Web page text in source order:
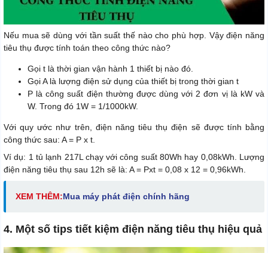
Nếu mua sẽ dùng với tần suất thế nào cho phù hợp. Vậy điện năng
tiêu thụ được tính toán theo công thức nào?
Gọi t là thời gian vận hành 1 thiết bị nào đó.
Gọi A là lượng điện sử dụng của thiết bị trong thời gian t
P là công suất điện thường được dùng với 2 đơn vị là kW và
W. Trong đó 1W = 1/1000kW.
Với quy ước như trên, điện năng tiêu thụ điện sẽ được tính bằng
công thức sau: A = P x t.
Ví dụ: 1 tủ lạnh 217L chạy với công suất 80Wh hay 0,08kWh. Lượng
điện năng tiêu thụ sau 12h sẽ là: A = Pxt = 0,08 x 12 = 0,96kWh.
XEM THÊM:Mua máy phát điện chính hãng
4. Một số tips tiết kiệm điện năng tiêu thụ hiệu quả